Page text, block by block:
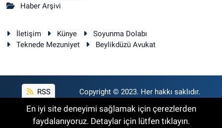
Haber Arşivi
İletişim Künye
Soyunma Dolabı
Teknede Mezuniyet
Beylikdüzü Avukat
RSS Copyright © 2023. Her hakkı saklıdır.
Haber Yazılımı:TE Bilişim
En iyi site deneyimi sağlamak için çerezlerden
faydalanıyoruz. Detaylar için lütfen tıklayın.